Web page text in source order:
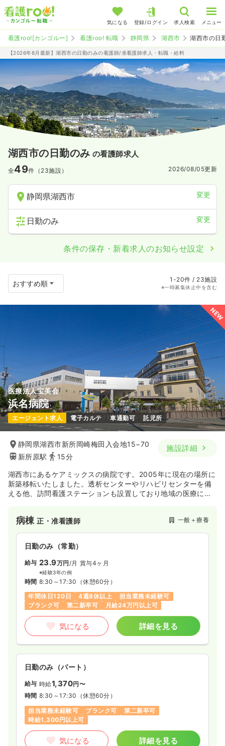
気になる 登録/ログイン 求人検索 メニュー
看護roo![カンゴルー] 看護roo! 転職 静岡県 湖西市 湖西市の日
【2026年8月最新】湖西市の日勤のみの看護師/准看護師求人・転職・給料
湖西市の日勤のみ の看護師求人
全49件（23施設） 2026/08/05更新
静岡県湖西市 変更
日勤のみ 変更
条件の保存・新着求人のお知らせ設定
1-20件 / 23施設
※一時募集休止中を含む
NEW
医療法人宝美会
浜名病院
エージェント求人 電子カルテ 車通勤可 託児所
静岡県湖西市新所岡崎梅田入会地15−70
新所原駅
15分
施設詳細
湖西市にあるケアミックスの病院です。2005年に現在の場所に
新築移転いたしました。透析センターやリハビリセンターを備
える他、訪問看護ステーションも設置しており地域の医療に貢
病棟正・准看護師 一般＋療養
日勤のみ（常勤）
給与 23.9万円 /月 賞与4ヶ月
※経験3年の例
時間 8:30～17:30 （休憩60分）
年間休日120日
4週8休以上
担当業務未経験可
ブランク可
第二新卒可 月給24万円以上可
気になる 詳細を見る
日勤のみ（パート）
給与 時給1,370円〜
時間 8:30～17:30 （休憩60分）
担当業務未経験可
ブランク可
第二新卒可
時給1,300円以上可
気になる 詳細を見る